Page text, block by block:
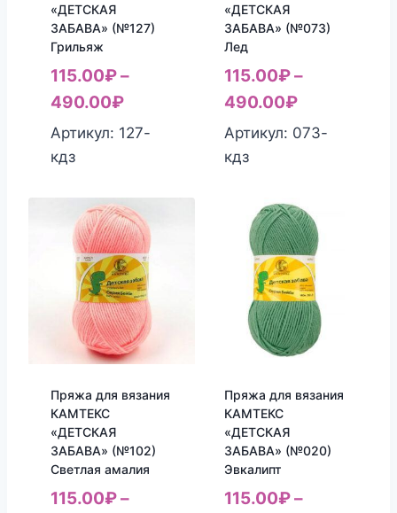
«ДЕТСКАЯ
ЗАБАВА» (№127)
Грильяж
115.00₽–
490.00₽
Артикул: 127-
кдз
«ДЕТСКАЯ
ЗАБАВА» (№073)
Лед
115.00₽–
490.00₽
Артикул: 073-
кдз
Пряжа для вязания
КАМТЕКС
«ДЕТСКАЯ
ЗАБАВА» (№102)
Светлая амалия
115.00₽–
Пряжа для вязания
КАМТЕКС
«ДЕТСКАЯ
ЗАБАВА» (№020)
Эвкалипт
115.00₽–